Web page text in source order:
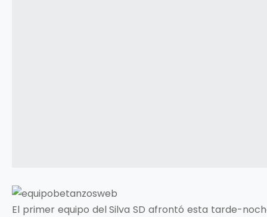
El primer equipo del Silva SD afrontó esta tarde-